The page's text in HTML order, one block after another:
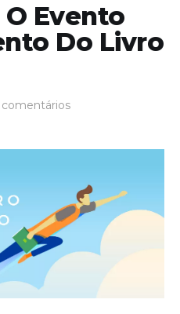
Evento
Do Livro